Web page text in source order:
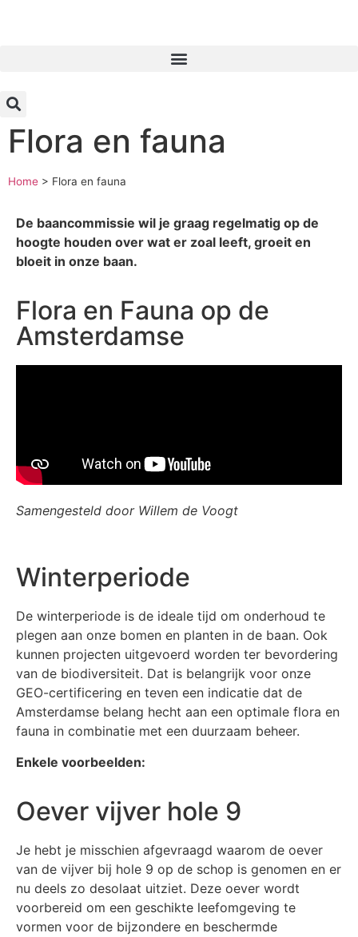
Flora en fauna
Home > Flora en fauna
De baancommissie wil je graag regelmatig op de
hoogte houden over wat er zoal leeft, groeit en
bloeit in onze baan.
Flora en Fauna op de
Amsterdamse
Samengesteld door Willem de Voogt
Winterperiode
De winterperiode is de ideale tijd om onderhoud te
plegen aan onze bomen en planten in de baan. Ook
kunnen projecten uitgevoerd worden ter bevordering
van de biodiversiteit. Dat is belangrijk voor onze
GEO-certificering en teven een indicatie dat de
Amsterdamse belang hecht aan een optimale flora en
fauna in combinatie met een duurzaam beheer.
Enkele voorbeelden:
Oever vijver hole 9
Je hebt je misschien afgevraagd waarom de oever
van de vijver bij hole 9 op de schop is genomen en er
nu deels zo desolaat uitziet. Deze oever wordt
voorbereid om een geschikte leefomgeving te
vormen voor de bijzondere en beschermde